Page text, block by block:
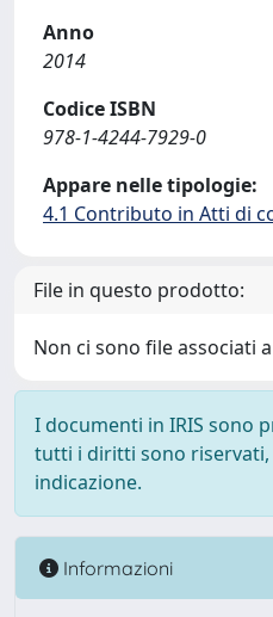
Anno
2014
Codice ISBN
978-1-4244-7929-0
Appare nelle tipologie:
4.1 Contributo in Atti di
File in questo prodotto:
Non ci sono file associati
I documenti in IRIS sono
tutti i diritti sono riservati,
indicazione.
Informazioni